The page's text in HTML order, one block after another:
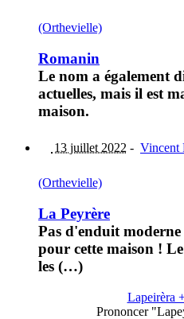
(Orthevielle)
Romanin
Le nom a également
actuelles, mais il est
maison.
13 juillet 2022 - Vincent
(Orthevielle)
La Peyrère
Pas d'enduit
pour cette maison !
les (…)
Lapeirèra
Prononcer